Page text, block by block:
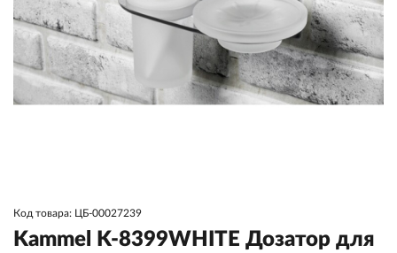
Код товара: ЦБ-00027239
Kammel K-8399WHITE Дозатор для